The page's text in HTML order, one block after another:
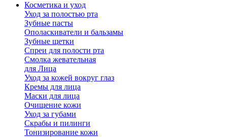
Косметика и уход
Уход за полостью рта
Зубные пасты
Ополаскиватели и бальзамы
Зубные щетки
Спреи для полости рта
Смолка жевательная
для Лица
Уход за кожей вокруг глаз
Кремы для лица
Маски для лица
Очищение кожи
Уход за губами
Скрабы и пилинги
Тонизирование кожи